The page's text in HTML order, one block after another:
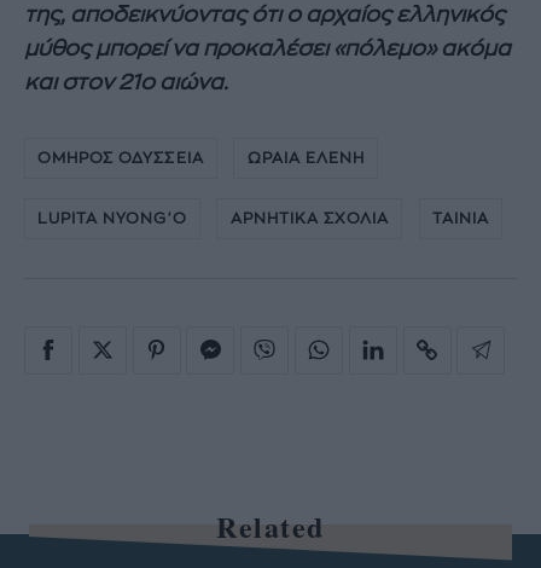
της, αποδεικνύοντας ότι ο αρχαίος ελληνικός
μύθος μπορεί να προκαλέσει «πόλεμο» ακόμα
και στον 21ο αιώνα.
ΟΜΗΡΟΣ ΟΔΥΣΣΕΙΑ ΩΡΑΙΑ ΕΛΕΝΗ
LUPITA NYONG'O ΑΡΝΗΤΙΚΑ ΣΧΟΛΙΑ ΤΑΙΝΙΑ
Related